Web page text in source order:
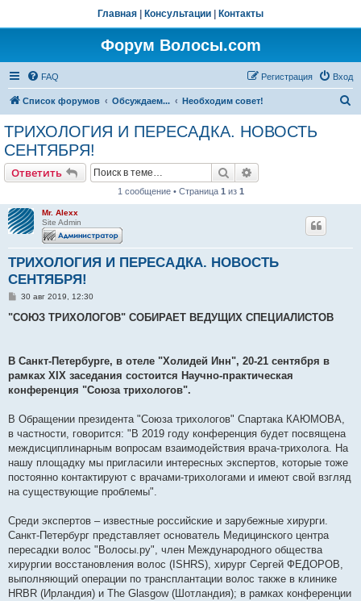
Главная Консультации Контакты
Форум Волосы.com
FAQ Вход
Регистрация
Список форумов Обсуждаем... Необходим совет!
ТРИХОЛОГИЯ И ПЕРЕСАДКА. НОВОСТЬ
СЕНТЯБРЯ!
Ответить Поиск
1 сообщение • Страница 1 из 1
Mr. Alexx
Site Admin
ТРИХОЛОГИЯ И ПЕРЕСАДКА. НОВОСТЬ
СЕНТЯБРЯ!
С
о
и
е
30 авг 2019, 12:30
"СОЮЗ ТРИХОЛОГОВ" СОБИРАЕТ ВЕДУЩИХ СПЕЦИАЛИСТОВ
В Санкт-Петербурге, в отеле "Холидей Инн", 20-21 сентября в
рамках XIX заседания состоится Научно-практическая
конференция "Союза трихологов".
В Обращении президента "Союза трихологов" Спартака КАЮМОВА,
в частности, говорится: "В 2019 году конференция будет посвящена
междисциплинарным вопросам взаимодействия врача-трихолога. На
нашу площадку мы пригласили интересных экспертов, которые тоже
постоянно контактируют с врачами-трихологами и имеют свой взгляд
на существующие проблемы".
Среди экспертов – известные российские и зарубежные хирурги.
Санкт-Петербург представляет основатель Медицинского центра
пересадки волос "Волосы.ру", член Международного общества
хирургии восстановления волос (ISHRS), хирург Сергей ФЕДОРОВ,
выполняющий операции по трансплантации волос также в клинике
HRBR (Ирландия) и The Glasgow (Шотландия); в рамках конференции